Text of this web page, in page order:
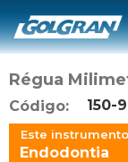
Régua
Código: 150-9
Este
Endodontia